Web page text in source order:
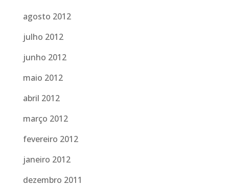
agosto 2012
julho 2012
junho 2012
maio 2012
abril 2012
março 2012
fevereiro 2012
janeiro 2012
dezembro 2011